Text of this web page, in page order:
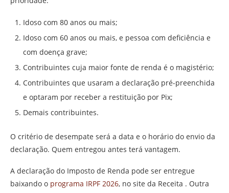
Idoso com 80 anos ou mais;
Idoso com 60 anos ou mais, e pessoa com deficiência e
com doença grave;
Contribuintes cuja maior fonte de renda é o magistério;
Contribuintes que usaram a declaração pré-preenchida
e optaram por receber a restituição por Pix;
Demais contribuintes.
O critério de desempate será a data e o horário do envio da
declaração. Quem entregou antes terá vantagem.
A declaração do Imposto de Renda pode ser entregue
baixando o programa IRPF 2026, no site da Receita . Outra